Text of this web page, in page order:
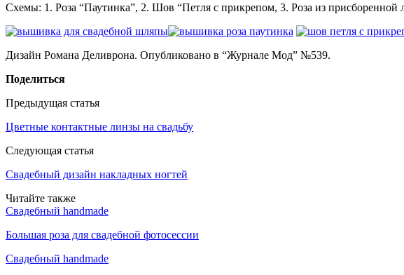
Схемы: 1. Роза “Паутинка”, 2. Шов “Петля с прикрепом, 3. Роза из присборенной
Дизайн Романа Деливрона. Опубликовано в “Журнале Мод” №539.
Поделиться
Предыдущая статья
Цветные контактные линзы на свадьбу
Следующая статья
Свадебный дизайн накладных ногтей
Читайте также
Свадебный handmade
Большая роза для свадебной фотосессии
Свадебный handmade